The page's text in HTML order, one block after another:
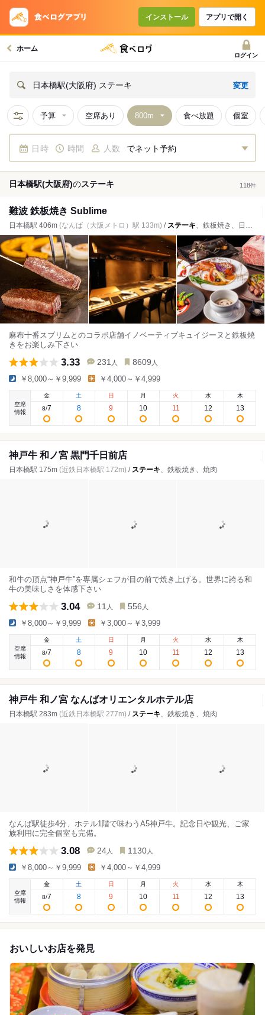
インストール アプリで開く
ホーム
ログイン
日本橋駅(大阪府) ステーキ 変更
予算 空席あり 食べ放題 個室
日時 時間 人数 でネット予約
日本橋駅(大阪府)のステーキ 118件
難波 鉄板焼き Sublime
日本橋駅 406m (なんば（大阪メトロ）駅 133m) / ステーキ、鉄板焼き、日本料理
麻布十番スブリムとのコラボ店舗イノベーティブキュイジーヌと鉄板焼
きをお楽しみ下さい
3.33 231 人 8609 人
￥8,000～￥9,999 ￥4,000～￥4,999
空席
情報
金
8/7
土
8
日
9
月
10
火
11
水
12
木
13
神戸牛 和ノ宮 黒門千日前店
日本橋駅 175m (近鉄日本橋駅 172m) / ステーキ、鉄板焼き、焼肉
和牛の頂点“神戸牛”を専属シェフが目の前で焼き上げる。世界に誇る和
牛の美味しさを体感下さい
3.04 11 人 556 人
￥8,000～￥9,999 ￥3,000～￥3,999
空席
情報
金
8/7
土
8
日
9
月
10
火
11
水
12
木
13
神戸牛 和ノ宮 なんばオリエンタルホテル店
日本橋駅 283m (近鉄日本橋駅 277m) / ステーキ、鉄板焼き、焼肉
なんば駅徒歩4分、ホテル1階で味わうA5神戸牛。記念日や観光、ご家
族利用に完全個室も完備。
3.08 24 人 1130 人
￥8,000～￥9,999 ￥4,000～￥4,999
空席
情報
金
8/7
土
8
日
9
月
10
火
11
水
12
木
13
おいしいお店を発見